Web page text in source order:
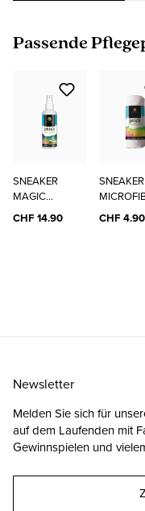
Produktgalerie
Passende
SNEAKER
MAGIC
CLEANER
CHF 14.90
SNEAKER
CLOTH
CHF 4.90
Newsletter
Melden Sie sich für
auf dem Laufenden mit
Gewinnspielen und